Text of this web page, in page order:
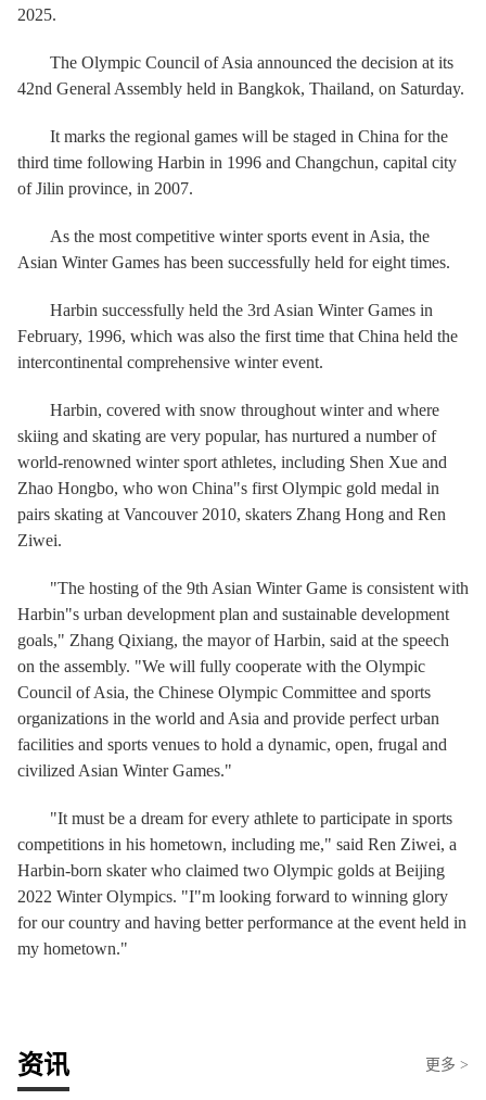
2025.
The Olympic Council of Asia announced the decision at its
42nd General Assembly held in Bangkok, Thailand, on Saturday.
It marks the regional games will be staged in China for the
third time following Harbin in 1996 and Changchun, capital city
of Jilin province, in 2007.
As the most competitive winter sports event in Asia, the
Asian Winter Games has been successfully held for eight times.
Harbin successfully held the 3rd Asian Winter Games in
February, 1996, which was also the first time that China held the
intercontinental comprehensive winter event.
Harbin, covered with snow throughout winter and where
skiing and skating are very popular, has nurtured a number of
world-renowned winter sport athletes, including Shen Xue and
Zhao Hongbo, who won China"s first Olympic gold medal in
pairs skating at Vancouver 2010, skaters Zhang Hong and Ren
Ziwei.
"The hosting of the 9th Asian Winter Game is consistent with
Harbin"s urban development plan and sustainable development
goals," Zhang Qixiang, the mayor of Harbin, said at the speech
on the assembly. "We will fully cooperate with the Olympic
Council of Asia, the Chinese Olympic Committee and sports
organizations in the world and Asia and provide perfect urban
facilities and sports venues to hold a dynamic, open, frugal and
civilized Asian Winter Games."
"It must be a dream for every athlete to participate in sports
competitions in his hometown, including me," said Ren Ziwei, a
Harbin-born skater who claimed two Olympic golds at Beijing
2022 Winter Olympics. "I"m looking forward to winning glory
for our country and having better performance at the event held in
my hometown."
资讯 更多 >